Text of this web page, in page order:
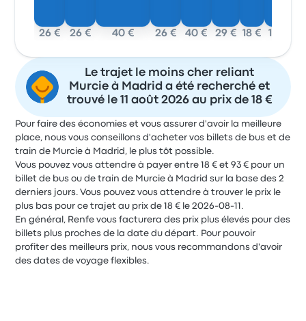
26 € 26 € 40 € 26 € 40 € 29 € 18 € 18 €
Le trajet le moins cher reliant
Murcie à Madrid a été recherché et
trouvé le 11 août 2026 au prix de 18 €
Pour faire des économies et vous assurer d'avoir la meilleure
place, nous vous conseillons d'acheter vos billets de bus et de
train de Murcie à Madrid, le plus tôt possible.
Vous pouvez vous attendre à payer entre 18 € et 93 € pour un
billet de bus ou de train de Murcie à Madrid sur la base des 2
derniers jours. Vous pouvez vous attendre à trouver le prix le
plus bas pour ce trajet au prix de 18 € le 2026-08-11.
En général, Renfe vous facturera des prix plus élevés pour des
billets plus proches de la date du départ. Pour pouvoir
profiter des meilleurs prix, nous vous recommandons d'avoir
des dates de voyage flexibles.